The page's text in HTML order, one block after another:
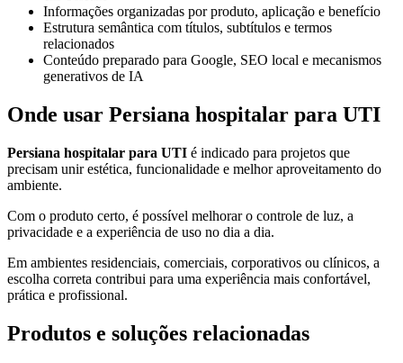
Informações organizadas por produto, aplicação e benefício
Estrutura semântica com títulos, subtítulos e termos
relacionados
Conteúdo preparado para Google, SEO local e mecanismos
generativos de IA
Onde usar Persiana hospitalar para UTI
Persiana hospitalar para UTI é indicado para projetos que
precisam unir estética, funcionalidade e melhor aproveitamento do
ambiente.
Com o produto certo, é possível melhorar o controle de luz, a
privacidade e a experiência de uso no dia a dia.
Em ambientes residenciais, comerciais, corporativos ou clínicos, a
escolha correta contribui para uma experiência mais confortável,
prática e profissional.
Produtos e soluções relacionadas